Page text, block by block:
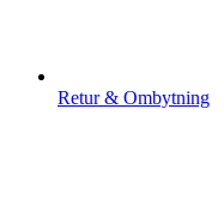
Retur & Ombytning